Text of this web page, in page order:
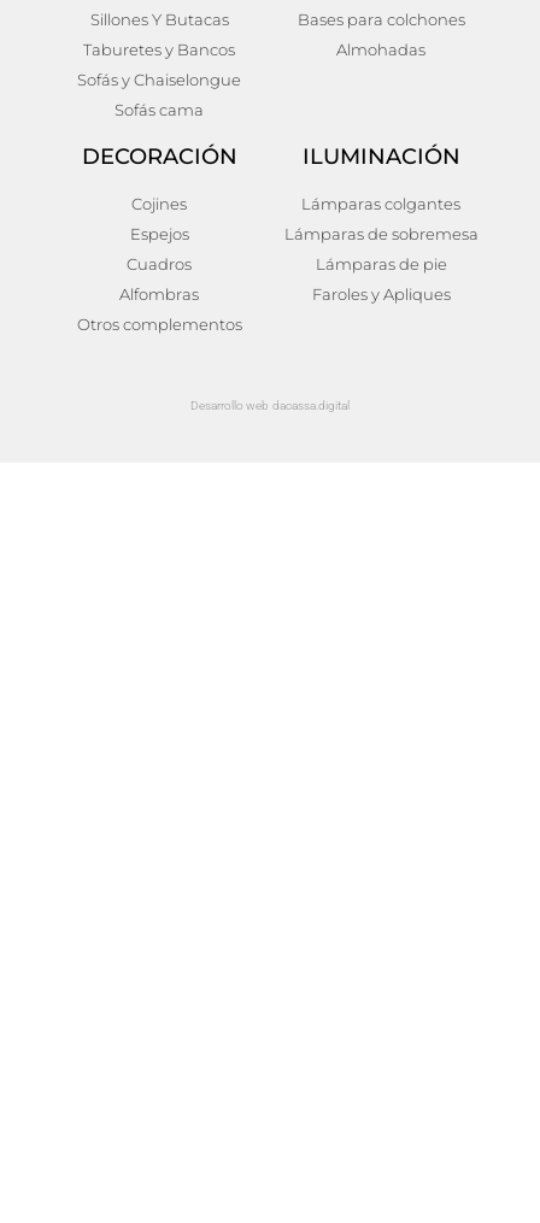
Sillones Y Butacas
Taburetes y Bancos
Sofás y Chaiselongue
Sofás cama
Bases para colchones
Almohadas
DECORACIÓN
Cojines
Espejos
Cuadros
Alfombras
Otros complementos
ILUMINACIÓN
Lámparas colgantes
Lámparas de sobremesa
Lámparas de pie
Faroles y Apliques
Desarrollo web dacassa.digital